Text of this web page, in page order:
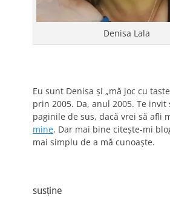
Denisa Lala
Eu sunt Denisa și „mă joc cu
prin 2005. Da, anul 2005. Te invit
paginile de sus, dacă vrei să afli
mine. Dar mai bine citește-mi
mai simplu de a mă cunoaște.
susține